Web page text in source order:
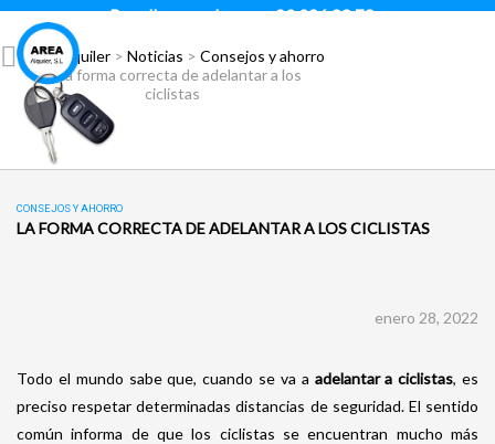
Para llamar pulsar: 93 296 88 78
Área Alquiler> Noticias > Consejos y ahorro
>La forma correcta de adelantar a los
ciclistas
CONSEJOS Y AHORRO
LA FORMA CORRECTA DE ADELANTAR A LOS CICLISTAS
enero 28, 2022
Todo el mundo sabe que, cuando se va a adelantar a ciclistas, es
preciso respetar determinadas distancias de seguridad. El sentido
común informa de que los ciclistas se encuentran mucho más